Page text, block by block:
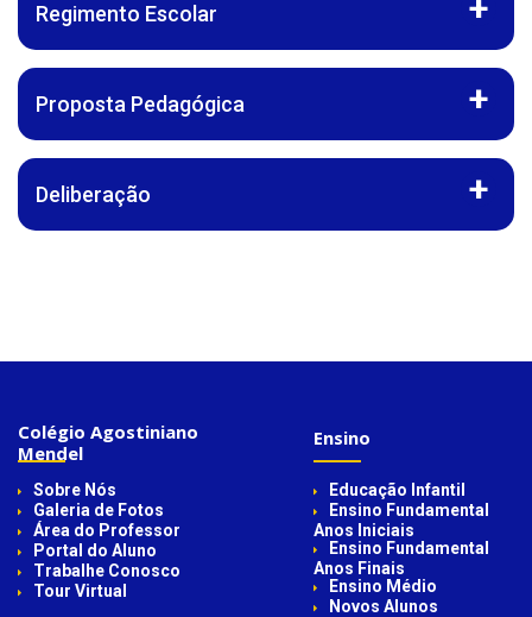
Regimento Escolar
Proposta Pedagógica
Deliberação
Colégio Agostiniano
Mendel
Sobre Nós
Galeria de Fotos
Área do Professor
Portal do Aluno
Trabalhe Conosco
Tour Virtual
Ensino
Educação Infantil
Ensino Fundamental
Anos Iniciais
Ensino Fundamental
Anos Finais
Ensino Médio
Novos Alunos